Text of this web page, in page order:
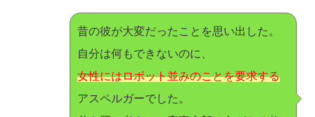
昔の彼が大変だったことを思い出した。
自分は何もできないのに、
女性にはロボット並みのことを要求する
アスペルガーでした。